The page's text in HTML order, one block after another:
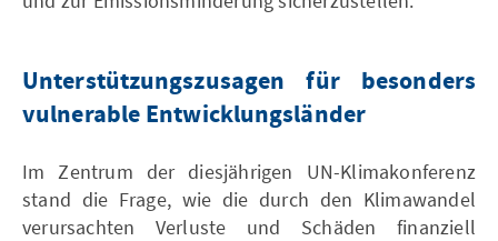
Unterstützungszusagen für besonders
vulnerable Entwicklungsländer
Im Zentrum der diesjährigen UN-Klimakonferenz
stand die Frage, wie die durch den Klimawandel
verursachten Verluste und Schäden finanziell